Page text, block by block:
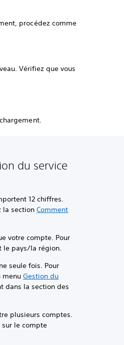
procédez comme
Vérifiez que vous
du service
12 chiffres.
la sectionComment
votre compte. Pour
le pays/la région.
seule fois. Pour
menuGestion du
dans la section des
plusieurs comptes.
le compte